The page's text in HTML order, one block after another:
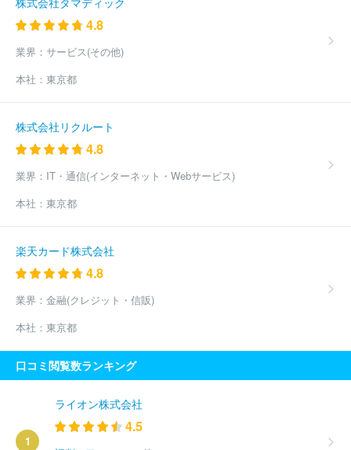
4.8
業界： サービス(その他)
本社： 東京都
株式会社リクルート
4.8
業界： IT・通信(インターネット・Webサービス)
本社： 東京都
楽天カード株式会社
4.8
業界： 金融(クレジット・信販)
本社： 東京都
口コミ閲覧数ランキング
1
ライオン株式会社
4.5